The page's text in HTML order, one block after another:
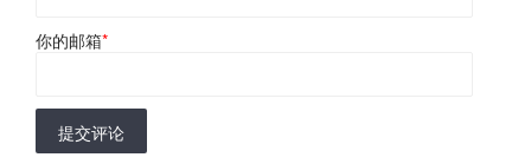
你的邮箱*
提交评论